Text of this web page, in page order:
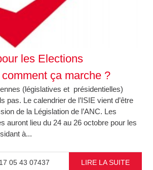
les Elections
ça marche ?
(législatives et présidentielles)
pas. Le calendrier de l’ISIE vient d’être
de la Législation de l’ANC. Les
auront lieu du 24 au 26 octobre pour les
à...
05 43 07437 LIRE LA SUITE